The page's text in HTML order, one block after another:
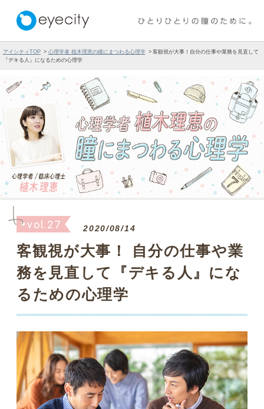
アイシティTOP 心理学者 植木理恵の瞳にまつわる心理学
客観視が大事！自分の仕事や業務を見直して
『デキる人』になるための心理学
vol.27 2020/08/14
客観視が大事！ 自分の仕事や業
務を見直して『デキる人』にな
るための心理学
自分の行動や感情にひとりツッコミ
を入れてみよう
普段、仕事などを進めていく中で、「認